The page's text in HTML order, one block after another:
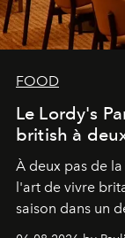
FOOD
Le Lordy's
british à
À deux pas de
l'art de vivre
saison dans un